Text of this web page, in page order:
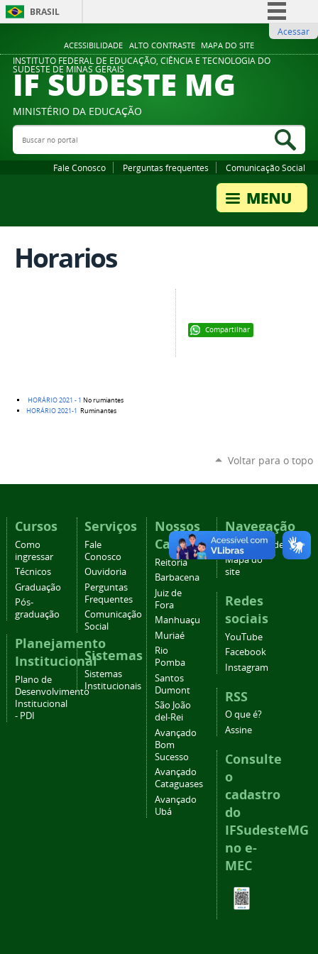
ACESSIBILIDADE ALTO CONTRASTE MAPA DO SITE
BRASIL
Comunica BR
Participe
Legislação
Acessar
INSTITUTO FEDERAL DE EDUCAÇÃO, CIÊNCIA E TECNOLOGIA DO
SUDESTE DE MINAS GERAIS
IF SUDESTE MG
MINISTÉRIO DA EDUCAÇÃO
Buscar no portal
Fale Conosco Perguntas frequentes Comunicação Social
Horarios
Compartilhar
HORÁRIO 2021 - 1 No rumiantes
HORÁRIO 2021-1 Ruminantes
Voltar para o topo
Cursos
Como
ingressar
Técnicos
Graduação
Pós-
graduação
Planejamento
Institucional
Plano de
Desenvolvimento
Institucional
- PDI
Serviços
Fale
Conosco
Ouvidoria
Perguntas
Frequentes
Comunicação
Social
Sistemas
Sistemas
Institucionais
Nossos
Campi
Reitoria
Barbacena
Juiz de
Fora
Manhuaçu
Muriaé
Rio
Pomba
Santos
Dumont
São João
del-Rei
Avançado
Bom
Sucesso
Avançado
Cataguases
Avançado
Ubá
Navegação
Acessibilidade
Mapa do
site
Redes
sociais
YouTube
Facebook
Instagram
RSS
O que é?
Assine
Consulte
o
cadastro
do
IFSudesteMG
no e-
MEC